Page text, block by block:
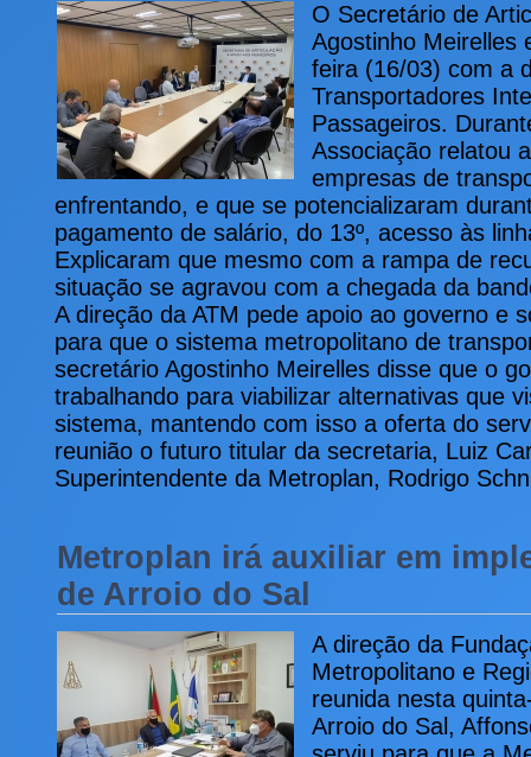
O Secretário de
Agostinho Meirelles
feira (16/03) com a
Transportadores
Passageiros.
Associação relatou
empresas de
enfrentando, e que se potencializaram
pagamento de salário, do 13º, acesso às
Explicaram que mesmo com a rampa de
situação se agravou com a chegada da
A direção da ATM pede apoio ao governo e
para que o sistema metropolitano de
secretário Agostinho Meirelles disse que o
trabalhando para viabilizar alternativas que
sistema, mantendo com isso a oferta do
reunião o futuro titular da secretaria, Luiz
Superintendente da Metroplan, Rodrigo
Metroplan irá auxiliar em
de Arroio do Sal
A direção da
Metropolitano e
reunida nesta
Arroio do Sal,